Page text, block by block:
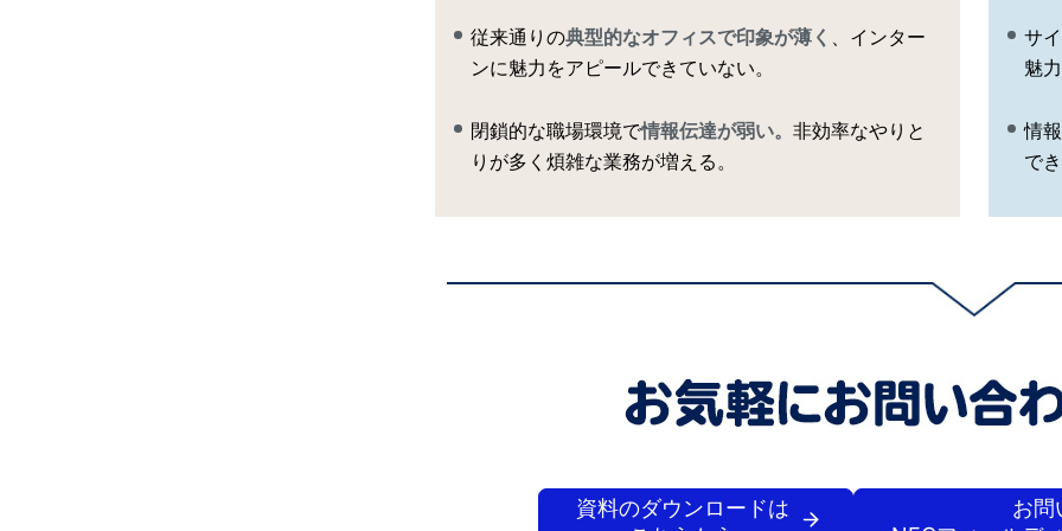
従来通りの典型的なオフィスで印象が薄く 、インター
ンに魅力をアピールできていない。
閉鎖的な職場環境で情報伝達が弱い。 非効率なやりと
りが多く煩雑な業務が増える。
サ
魅
情
で
資料のダウンロードは
お問